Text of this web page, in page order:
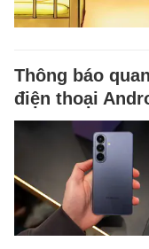
Thông báo
điện thoại